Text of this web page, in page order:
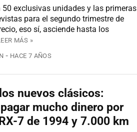
exclusivas unidades y las primeras
para el segundo trimestre de
eso sí, asciende hasta los
MÁS »
HACE 7 AÑOS
nuevos clásicos:
mucho dinero por
7 de 1994 y 7.000 km